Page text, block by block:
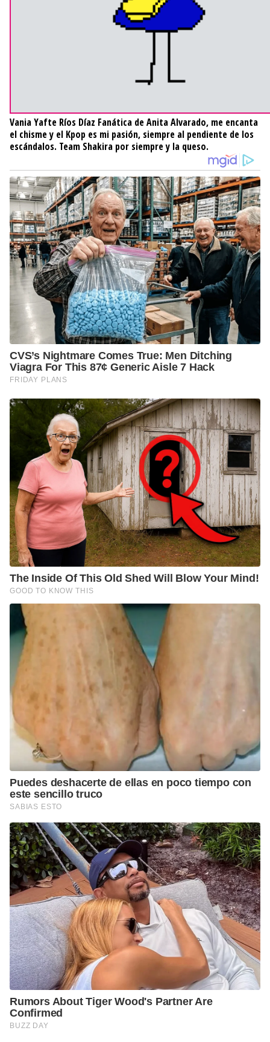
Vania Yafte Ríos Díaz Fanática de Anita Alvarado, me encanta
el chisme y el Kpop es mi pasión, siempre al pendiente de los
escándalos. Team Shakira por siempre y la queso.